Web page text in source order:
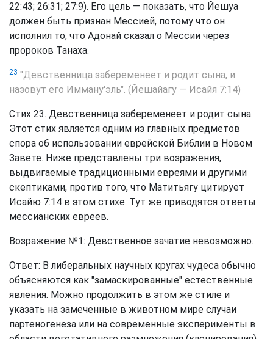
22:43; 26:31; 27:9). Его цель — показать, что Йешуа
должен быть признан Мессией, потому что он
исполнил то, что Адонай сказал о Мессии через
пророков Танаха.
23 "Девственница забеременеет и родит сына, и
назовут его Имману'эль". (Йешайагу — Исайя 7:14)
Стих 23. Девственница забеременеет и родит сына.
Этот стих является одним из главных предметов
спора об использовании еврейской Библии в Новом
Завете. Ниже представлены три возражения,
выдвигаемые традиционными евреями и другими
скептиками, против того, что Матитьягу цитирует
Исайю 7:14 в этом стихе. Тут же приводятся ответы
мессианских евреев.
Возражение №1: Девственное зачатие невозможно.
Ответ: В либеральных научных кругах чудеса обычно
объясняются как "замаскированные" естественные
явления. Можно продолжить в этом же стиле и
указать на замеченные в животном мире случаи
партеногенеза или на современные эксперименты в